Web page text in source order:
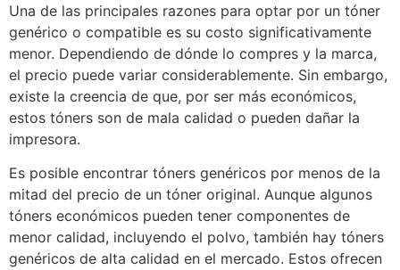
Una de las principales razones para optar por un tóner
genérico o compatible es su costo significativamente
menor. Dependiendo de dónde lo compres y la marca,
el precio puede variar considerablemente. Sin embargo,
existe la creencia de que, por ser más económicos,
estos tóners son de mala calidad o pueden dañar la
impresora.
Es posible encontrar tóners genéricos por menos de la
mitad del precio de un tóner original. Aunque algunos
tóners económicos pueden tener componentes de
menor calidad, incluyendo el polvo, también hay tóners
genéricos de alta calidad en el mercado. Estos ofrecen